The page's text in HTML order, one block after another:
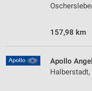
157,98 km
Apollo